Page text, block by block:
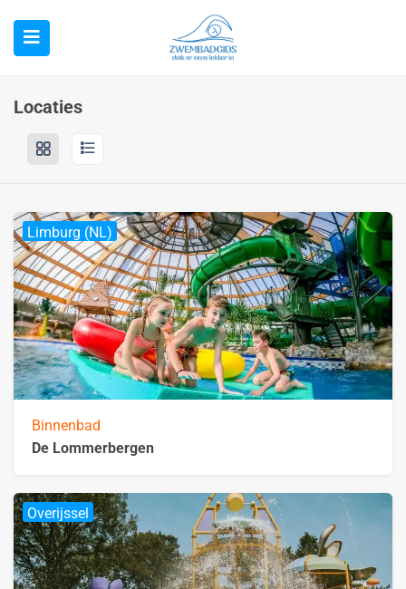
Locaties
Limburg (NL)
Binnenbad
De Lommerbergen
Overijssel